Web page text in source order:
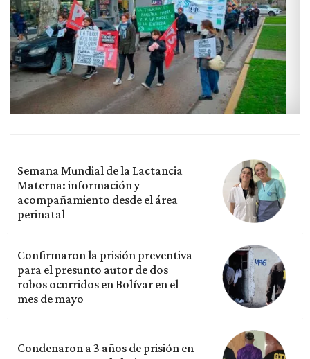
Semana Mundial de la Lactancia
Materna: información y
acompañamiento desde el área
perinatal
Confirmaron la prisión preventiva
para el presunto autor de dos
robos ocurridos en Bolívar en el
mes de mayo
Condenaron a 3 años de prisión en